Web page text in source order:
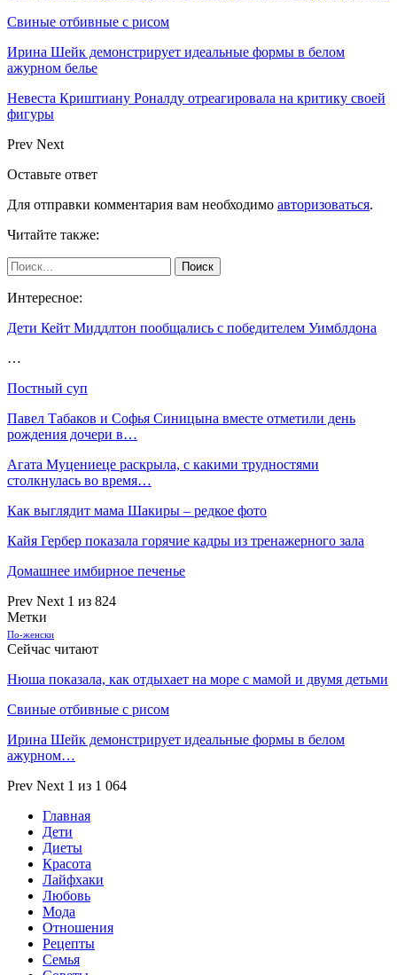
Свиные отбивные с рисом
Ирина Шейк демонстрирует идеальные формы в белом
ажурном белье
Невеста Криштиану Роналду отреагировала на критику своей
фигуры
Prev Next
Оставьте ответ
Для отправки комментария вам необходимо авторизоваться.
Читайте также:
Интересное:
Дети Кейт Миддлтон пообщались с победителем Уимблдона
…
Постный суп
Павел Табаков и Софья Синицына вместе отметили день
рождения дочери в…
Агата Муцениеце раскрыла, с какими трудностями
столкнулась во время…
Как выглядит мама Шакиры – редкое фото
Кайя Гербер показала горячие кадры из тренажерного зала
Домашнее имбирное печенье
Prev Next 1 из 824
Метки
По-женски
Сейчас читают
Нюша показала, как отдыхает на море с мамой и двумя детьми
Свиные отбивные с рисом
Ирина Шейк демонстрирует идеальные формы в белом
ажурном…
Prev Next 1 из 1 064
Главная
Дети
Диеты
Красота
Лайфхаки
Любовь
Мода
Отношения
Рецепты
Семья